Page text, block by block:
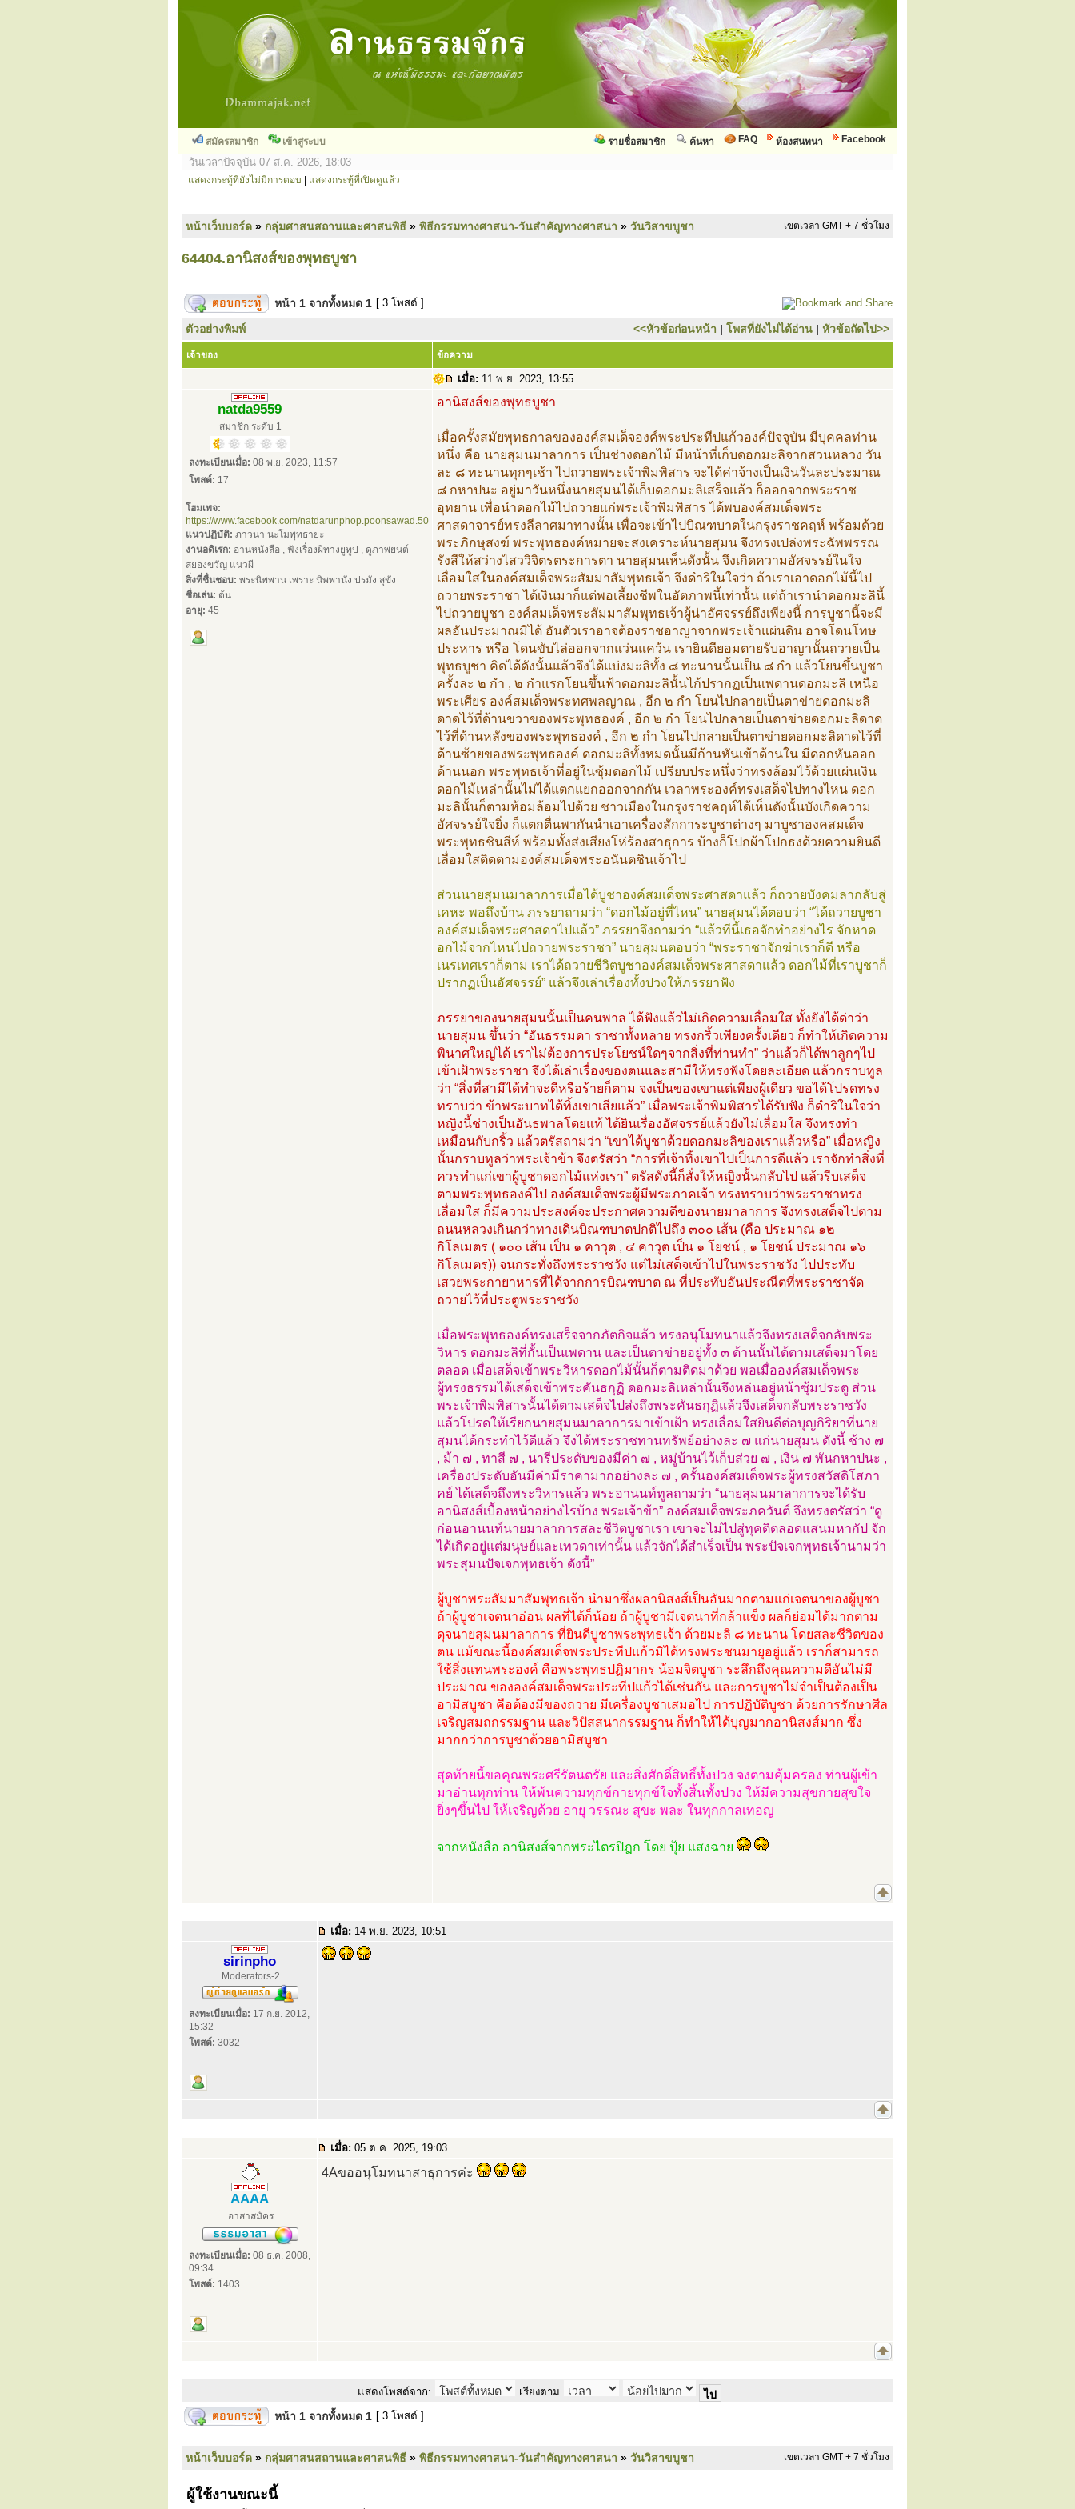
สมัครสมาชิก เข้าสู่ระบบ Facebook
ห้องสนทนา
FAQ
ค้นหา
รายชื่อสมาชิก
วันเวลาปัจจุบัน 07 ส.ค. 2026, 18:03
แสดงกระทู้ที่ยังไม่มีการตอบ แสดงกระทู้ที่เปิดดูแล้ว
หน้าเว็บบอร์ด » กลุ่มศาสนสถานและศาสนพิธี » พิธีกรรมทางศาสนา-วันสำคัญทางศาสนา » วันวิสาขบูชา เขตเวลา GMT + 7 ชั่วโมง
64404.อานิสงส์ของพุทธบูชา
หน้า 1 จากทั้งหมด 1 [ 3 โพสต์ ]
ตัวอย่างพิมพ์ <<หัวข้อก่อนหน้า | โพสที่ยังไม่ได้อ่าน | หัวข้อถัดไป>>
เจ้าของ ข้อความ
เมื่อ: 11 พ.ย. 2023, 13:55
natda9559
สมาชิก ระดับ 1
ลงทะเบียนเมื่อ: 08 พ.ย. 2023, 11:57
โพสต์: 17
โฮมเพจ:
https://www.facebook.com/natdarunphop.poonsawad.50
แนวปฏิบัติ: ภาวนา นะโมพุทธายะ
งานอดิเรก: อ่านหนังสือ , ฟังเรื่องผีทางยูทูป , ดูภาพยนต์
สยองขวัญ แนวผี
สิ่งที่ชื่นชอบ: พระนิพพาน เพราะ นิพพานัง ปรมัง สุขัง
ชื่อเล่น: ต้น
อายุ: 45
อานิสงส์ของพุทธบูชา
เมื่อครั้งสมัยพุทธกาลขององค์สมเด็จองค์พระประทีปแก้วองค์ปัจจุบัน มีบุคคลท่าน
หนึ่ง คือ นายสุมนมาลาการ เป็นช่างดอกไม้ มีหน้าที่เก็บดอกมะลิจากสวนหลวง วัน
ละ ๘ ทะนานทุกๆเช้า ไปถวายพระเจ้าพิมพิสาร จะได้ค่าจ้างเป็นเงินวันละประมาณ
๘ กหาปนะ อยู่มาวันหนึ่งนายสุมนได้เก็บดอกมะลิเสร็จแล้ว ก็ออกจากพระราช
อุทยาน เพื่อนำดอกไม้ไปถวายแก่พระเจ้าพิมพิสาร ได้พบองค์สมเด็จพระ
ศาสดาจารย์ทรงลีลาศมาทางนั้น เพื่อจะเข้าไปบิณฑบาตในกรุงราชคฤห์ พร้อมด้วย
พระภิกษุสงฆ์ พระพุทธองค์หมายจะสงเคราะห์นายสุมน จึงทรงเปล่งพระฉัพพรรณ
รังสีให้สว่างไสววิจิตรตระการตา นายสุมนเห็นดังนั้น จึงเกิดความอัศจรรย์ในใจ
เลื่อมใสในองค์สมเด็จพระสัมมาสัมพุทธเจ้า จึงดำริในใจว่า ถ้าเราเอาดอกไม้นี้ไป
ถวายพระราชา ได้เงินมาก็แต่พอเลี้ยงชีพในอัตภาพนี้เท่านั้น แต่ถ้าเรานำดอกมะลินี้
ไปถวายบูชา องค์สมเด็จพระสัมมาสัมพุทธเจ้าผู้น่าอัศจรรย์ถึงเพียงนี้ การบูชานี้จะมี
ผลอันประมาณมิได้ อันตัวเราอาจต้องราชอาญาจากพระเจ้าแผ่นดิน อาจโดนโทษ
ประหาร หรือ โดนขับไล่ออกจากแว่นแคว้น เรายินดียอมตายรับอาญานั้นถวายเป็น
พุทธบูชา คิดได้ดังนั้นแล้วจึงได้แบ่งมะลิทั้ง ๘ ทะนานนั้นเป็น ๘ กำ แล้วโยนขึ้นบูชา
ครั้งละ ๒ กำ , ๒ กำแรกโยนขึ้นฟ้าดอกมะลินั้นไก้ปรากฏเป็นเพดานดอกมะลิ เหนือ
พระเศียร องค์สมเด็จพระทศพลญาณ , อีก ๒ กำ โยนไปกลายเป็นตาข่ายดอกมะลิ
ดาดไว้ที่ด้านขวาของพระพุทธองค์ , อีก ๒ กำ โยนไปกลายเป็นตาข่ายดอกมะลิดาด
ไว้ที่ด้านหลังของพระพุทธองค์ , อีก ๒ กำ โยนไปกลายเป็นตาข่ายดอกมะลิดาดไว้ที่
ด้านซ้ายของพระพุทธองค์ ดอกมะลิทั้งหมดนั้นมีก้านหันเข้าด้านใน มีดอกหันออก
ด้านนอก พระพุทธเจ้าที่อยู่ในซุ้มดอกไม้ เปรียบประหนึ่งว่าทรงล้อมไว้ด้วยแผ่นเงิน
ดอกไม้เหล่านั้นไม่ได้แตกแยกออกจากกัน เวลาพระองค์ทรงเสด็จไปทางไหน ดอก
มะลินั้นก็ตามห้อมล้อมไปด้วย ชาวเมืองในกรุงราชคฤห์ได้เห็นดังนั้นบังเกิดความ
อัศจรรย์ใจยิ่ง ก็แตกตื่นพากันนำเอาเครื่องสักการะบูชาต่างๆ มาบูชาองคสมเด็จ
พระพุทธชินสีห์ พร้อมทั้งส่งเสียงโห่ร้องสาธุการ บ้างก็โปกผ้าโปกธงด้วยความยินดี
เลื่อมใสติดตามองค์สมเด็จพระอนันตชินเจ้าไป
ส่วนนายสุมนมาลาการเมื่อได้บูชาองค์สมเด็จพระศาสดาแล้ว ก็ถวายบังคมลากลับสู่
เคหะ พอถึงบ้าน ภรรยาถามว่า “ดอกไม้อยู่ที่ไหน” นายสุมนได้ตอบว่า “ได้ถวายบูชา
องค์สมเด็จพระศาสดาไปแล้ว” ภรรยาจึงถามว่า “แล้วทีนี้เธอจักทำอย่างไร จักหาด
อกไม้จากไหนไปถวายพระราชา” นายสุมนตอบว่า “พระราชาจักฆ่าเราก็ดี หรือ
เนรเทศเราก็ตาม เราได้ถวายชีวิตบูชาองค์สมเด็จพระศาสดาแล้ว ดอกไม้ที่เราบูชาก็
ปรากฏเป็นอัศจรรย์” แล้วจึงเล่าเรื่องทั้งปวงให้ภรรยาฟัง
ภรรยาของนายสุมนนั้นเป็นคนพาล ได้ฟังแล้วไม่เกิดความเลื่อมใส ทั้งยังได้ด่าว่า
นายสุมน ขึ้นว่า “อันธรรมดา ราชาทั้งหลาย ทรงกริ้วเพียงครั้งเดียว ก็ทำให้เกิดความ
พินาศใหญ่ได้ เราไม่ต้องการประโยชน์ใดๆจากสิ่งที่ท่านทำ” ว่าแล้วก็ได้พาลูกๆไป
เข้าเฝ้าพระราชา จึงได้เล่าเรื่องของตนและสามีให้ทรงฟังโดยละเอียด แล้วกราบทูล
ว่า “สิ่งที่สามีได้ทำจะดีหรือร้ายก็ตาม จงเป็นของเขาแต่เพียงผู้เดียว ขอได้โปรดทรง
ทราบว่า ข้าพระบาทได้ทิ้งเขาเสียแล้ว” เมื่อพระเจ้าพิมพิสารได้รับฟัง ก็ดำริในใจว่า
หญิงนี้ช่างเป็นอันธพาลโดยแท้ ได้ยินเรื่องอัศจรรย์แล้วยังไม่เลื่อมใส จึงทรงทำ
เหมือนกับกริ้ว แล้วตรัสถามว่า “เขาได้บูชาด้วยดอกมะลิของเราแล้วหรือ” เมื่อหญิง
นั้นกราบทูลว่าพระเจ้าข้า จึงตรัสว่า “การที่เจ้าทิ้งเขาไปเป็นการดีแล้ว เราจักทำสิ่งที่
ควรทำแก่เขาผู้บูชาดอกไม้แห่งเรา” ตรัสดังนี้ก็สั่งให้หญิงนั้นกลับไป แล้วรีบเสด็จ
ตามพระพุทธองค์ไป องค์สมเด็จพระผู้มีพระภาคเจ้า ทรงทราบว่าพระราชาทรง
เลื่อมใส ก็มีความประสงค์จะประกาศความดีของนายมาลาการ จึงทรงเสด็จไปตาม
ถนนหลวงเกินกว่าทางเดินบิณฑบาตปกติไปถึง ๓๐๐ เส้น (คือ ประมาณ ๑๒
กิโลเมตร ( ๑๐๐ เส้น เป็น ๑ คาวุต , ๔ คาวุต เป็น ๑ โยชน์ , ๑ โยชน์ ประมาณ ๑๖
กิโลเมตร)) จนกระทั่งถึงพระราชวัง แต่ไม่เสด็จเข้าไปในพระราชวัง ไปประทับ
เสวยพระกายาหารที่ได้จากการบิณฑบาต ณ ที่ประทับอันประณีตที่พระราชาจัด
ถวายไว้ที่ประตูพระราชวัง
เมื่อพระพุทธองค์ทรงเสร็จจากภัตกิจแล้ว ทรงอนุโมทนาแล้วจึงทรงเสด็จกลับพระ
วิหาร ดอกมะลิที่กั้นเป็นเพดาน และเป็นตาข่ายอยู่ทั้ง ๓ ด้านนั้นได้ตามเสด็จมาโดย
ตลอด เมื่อเสด็จเข้าพระวิหารดอกไม้นั้นก็ตามติดมาด้วย พอเมื่อองค์สมเด็จพระ
ผู้ทรงธรรมได้เสด็จเข้าพระคันธกุฏิ ดอกมะลิเหล่านั้นจึงหล่นอยู่หน้าซุ้มประตู ส่วน
พระเจ้าพิมพิสารนั้นได้ตามเสด็จไปส่งถึงพระคันธกุฏิแล้วจึงเสด็จกลับพระราชวัง
แล้วโปรดให้เรียกนายสุมนมาลาการมาเข้าเฝ้า ทรงเลื่อมใสยินดีต่อบุญกิริยาที่นาย
สุมนได้กระทำไว้ดีแล้ว จึงได้พระราชทานทรัพย์อย่างละ ๗ แก่นายสุมน ดังนี้ ช้าง ๗
, ม้า ๗ , ทาสี ๗ , นารีประดับของมีค่า ๗ , หมู่บ้านไว้เก็บส่วย ๗ , เงิน ๗ พันกหาปนะ ,
เครื่องประดับอันมีค่ามีราคามากอย่างละ ๗ , ครั้นองค์สมเด็จพระผู้ทรงสวัสดิโสภา
คย์ ได้เสด็จถึงพระวิหารแล้ว พระอานนท์ทูลถามว่า “นายสุมนมาลาการจะได้รับ
อานิสงส์เบื้องหน้าอย่างไรบ้าง พระเจ้าข้า” องค์สมเด็จพระภควันต์ จึงทรงตรัสว่า “ดู
ก่อนอานนท์นายมาลาการสละชีวิตบูชาเรา เขาจะไม่ไปสู่ทุคติตลอดแสนมหากัป จัก
ได้เกิดอยู่แต่มนุษย์และเทวดาเท่านั้น แล้วจักได้สำเร็จเป็น พระปัจเจกพุทธเจ้านามว่า
พระสุมนปัจเจกพุทธเจ้า ดังนี้”
ผู้บูชาพระสัมมาสัมพุทธเจ้า นำมาซึ่งผลานิสงส์เป็นอันมากตามแก่เจตนาของผู้บูชา
ถ้าผู้บูชาเจตนาอ่อน ผลที่ได้ก็น้อย ถ้าผู้บูชามีเจตนาที่กล้าแข็ง ผลก็ย่อมได้มากตาม
ดุจนายสุมนมาลาการ ที่ยินดีบูชาพระพุทธเจ้า ด้วยมะลิ ๘ ทะนาน โดยสละชีวิตของ
ตน แม้ขณะนี้องค์สมเด็จพระประทีปแก้วมิได้ทรงพระชนมายุอยู่แล้ว เราก็สามารถ
ใช้สิ่งแทนพระองค์ คือพระพุทธปฏิมากร น้อมจิตบูชา ระลึกถึงคุณความดีอันไม่มี
ประมาณ ขององค์สมเด็จพระประทีปแก้วได้เช่นกัน และการบูชาไม่จำเป็นต้องเป็น
อามิสบูชา คือต้องมีของถวาย มีเครื่องบูชาเสมอไป การปฏิบัติบูชา ด้วยการรักษาศีล
เจริญสมถกรรมฐาน และวิปัสสนากรรมฐาน ก็ทำให้ได้บุญมากอานิสงส์มาก ซึ่ง
มากกว่าการบูชาด้วยอามิสบูชา
สุดท้ายนี้ขอคุณพระศรีรัตนตรัย และสิ่งศักดิ์สิทธิ์ทั้งปวง จงตามคุ้มครอง ท่านผู้เข้า
มาอ่านทุกท่าน ให้พ้นความทุกข์กายทุกข์ใจทั้งสิ้นทั้งปวง ให้มีความสุขกายสุขใจ
ยิ่งๆขึ้นไป ให้เจริญด้วย อายุ วรรณะ สุขะ พละ ในทุกกาลเทอญ
จากหนังสือ อานิสงส์จากพระไตรปิฎก โดย ปุ้ย แสงฉาย
เมื่อ: 14 พ.ย. 2023, 10:51
sirinpho
Moderators-2
ลงทะเบียนเมื่อ: 17 ก.ย. 2012,
15:32
โพสต์: 3032
เมื่อ: 05 ต.ค. 2025, 19:03
AAAA
อาสาสมัคร
ลงทะเบียนเมื่อ: 08 ธ.ค. 2008,
09:34
โพสต์: 1403
4Aขออนุโมทนาสาธุการค่ะ
แสดงโพสต์จาก: เรียงตาม
หน้า 1 จากทั้งหมด 1 [ 3 โพสต์ ]
หน้าเว็บบอร์ด » กลุ่มศาสนสถานและศาสนพิธี » พิธีกรรมทางศาสนา-วันสำคัญทางศาสนา » วันวิสาขบูชา เขตเวลา GMT + 7 ชั่วโมง
ผู้ใช้งานขณะนี้